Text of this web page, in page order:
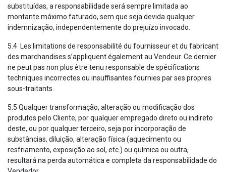
substituídas, a responsabilidade será sempre limitada ao
montante máximo faturado, sem que seja devida qualquer
indemnização, independentemente do prejuízo invocado.
5.4 Les limitations de responsabilité du fournisseur et du fabricant
des marchandises s’appliquent également au Vendeur. Ce dernier
ne peut pas non plus être tenu responsable de spécifications
techniques incorrectes ou insuffisantes fournies par ses propres
sous-traitants.
5.5 Qualquer transformação, alteração ou modificação dos
produtos pelo Cliente, por qualquer empregado direto ou indireto
deste, ou por qualquer terceiro, seja por incorporação de
substâncias, diluição, alteração física (aquecimento ou
resfriamento, exposição ao sol, etc.) ou química ou outra,
resultará na perda automática e completa da responsabilidade do